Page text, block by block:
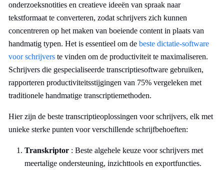
onderzoeksnotities en creatieve ideeën van spraak naar
tekstformaat te converteren, zodat schrijvers zich kunnen
concentreren op het maken van boeiende content in plaats van
handmatig typen. Het is essentieel om de beste dictatie-software
voor schrijvers te vinden om de productiviteit te maximaliseren.
Schrijvers die gespecialiseerde transcriptiesoftware gebruiken,
rapporteren productiviteitsstijgingen van 75% vergeleken met
traditionele handmatige transcriptiemethoden.
Hier zijn de beste transcriptieoplossingen voor schrijvers, elk met
unieke sterke punten voor verschillende schrijfbehoeften:
Transkriptor : Beste algehele keuze voor schrijvers met
meertalige ondersteuning, inzichttools en exportfuncties.